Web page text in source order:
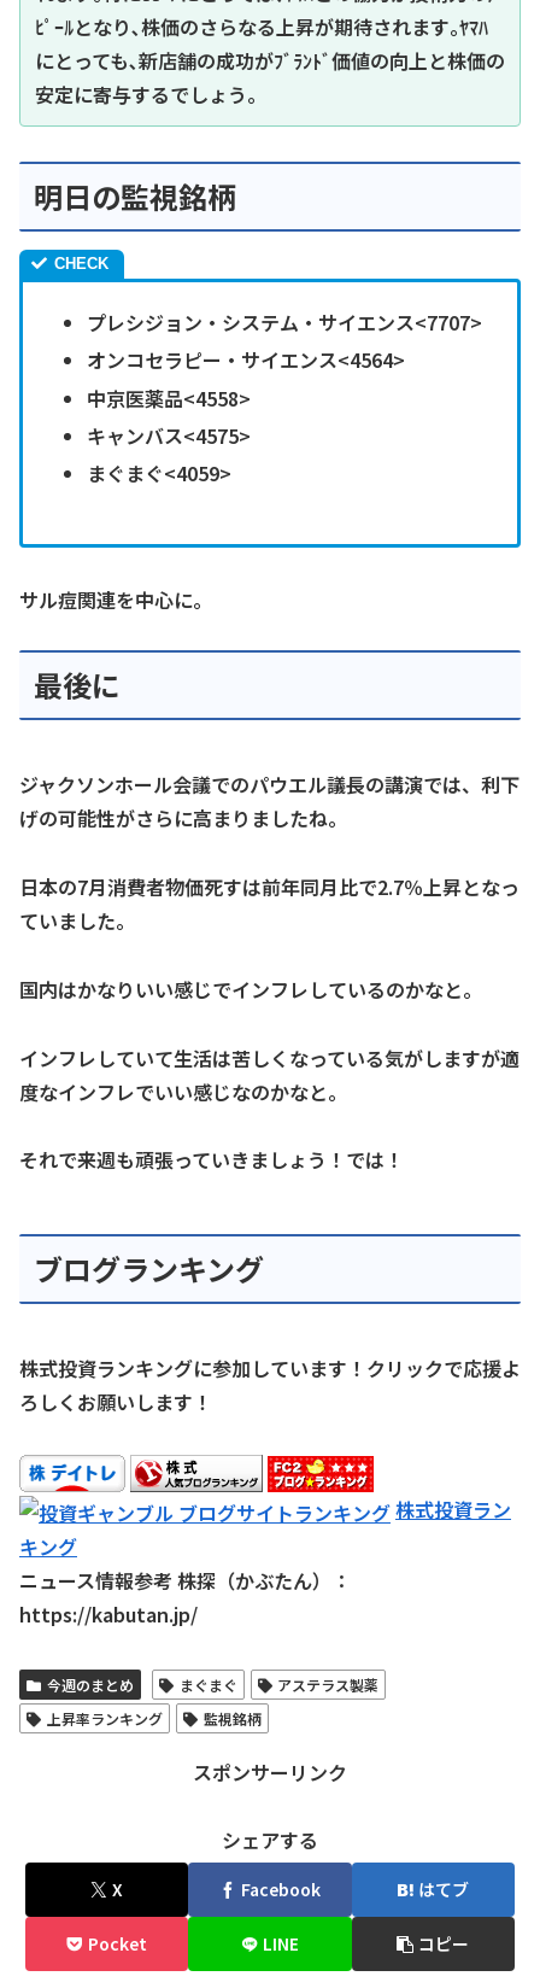
ﾋﾟｰﾙとなり､株価のさらなる上昇が期待されます｡ﾔﾏﾊ
にとっても､新店舗の成功がﾌﾞﾗﾝﾄﾞ価値の向上と株価の
安定に寄与するでしょう｡
明日の監視銘柄
プレシジョン・システム・サイエンス<7707>
オンコセラピー・サイエンス<4564>
中京医薬品<4558>
キャンバス<4575>
まぐまぐ<4059>
サル痘関連を中心に。
最後に
ジャクソンホール会議でのパウエル議長の講演では、利下
げの可能性がさらに高まりましたね。
日本の7月消費者物価死すは前年同月比で2.7％上昇となっ
ていました。
国内はかなりいい感じでインフレしているのかなと。
インフレしていて生活は苦しくなっている気がしますが適
度なインフレでいい感じなのかなと。
それで来週も頑張っていきましょう！では！
ブログランキング
株式投資ランキングに参加しています！クリックで応援よ
ろしくお願いします！
株式投資ラン
キング
ニュース情報参考 株探（かぶたん）：
https://kabutan.jp/
今週のまとめ まぐまぐ
アステラス製薬
上昇率ランキング
監視銘柄
スポンサーリンク
シェアする
X Facebook はてブ
Pocket LINE コピー